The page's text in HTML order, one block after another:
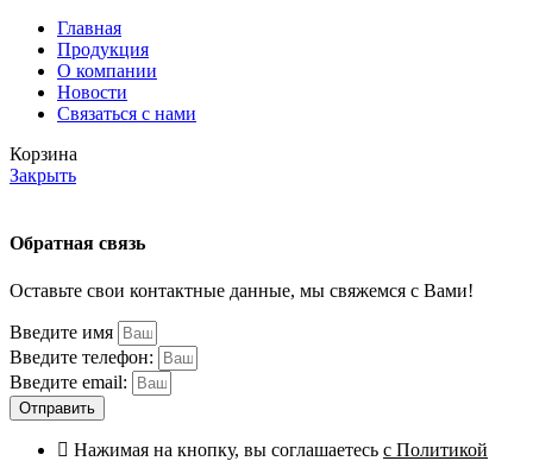
Главная
Продукция
О компании
Новости
Связаться с нами
Корзина
Закрыть
Обратная связь
Оставьте свои контактные данные, мы свяжемся с Вами!
Введите имя
Введите телефон:
Введите email:
Отправить
Нажимая на кнопку, вы соглашаетесь с Политикой